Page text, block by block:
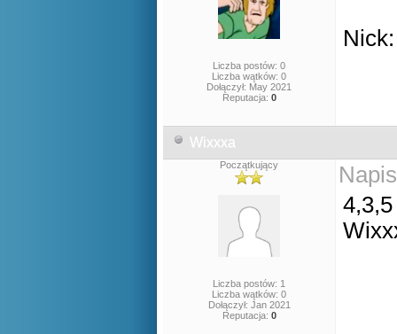
Liczba postów: 0
Liczba wątków: 0
Dołączył: May 2021
Reputacja: 0
Wixxxa
Początkujący
Liczba postów: 1
Liczba wątków: 0
Dołączył: Jan 2021
Reputacja: 0
4,3,5